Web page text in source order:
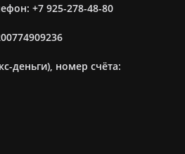
+7 925-278-48-80
деньги), номер счёта: